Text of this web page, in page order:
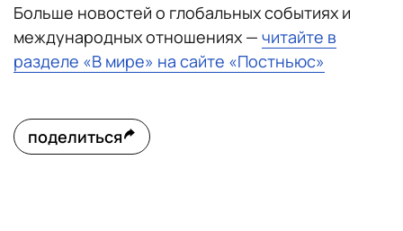
Больше новостей о глобальных событиях и
международных отношениях — читайте в
разделе «В мире» на сайте «Постньюс»
поделиться